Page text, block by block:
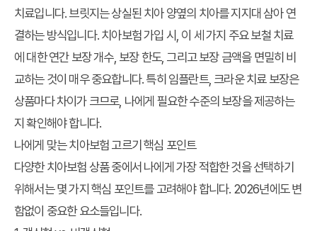
치료입니다. 브릿지는 상실된 치아 양옆의 치아를 지지대 삼아 연
결하는 방식입니다. 치아보험 가입 시, 이 세 가지 주요 보철 치료
에 대한 연간 보장 개수, 보장 한도, 그리고 보장 금액을 면밀히 비
교하는 것이 매우 중요합니다. 특히 임플란트, 크라운 치료 보장은
상품마다 차이가 크므로, 나에게 필요한 수준의 보장을 제공하는
지 확인해야 합니다.
나에게 맞는 치아보험 고르기 핵심 포인트
다양한 치아보험 상품 중에서 나에게 가장 적합한 것을 선택하기
위해서는 몇 가지 핵심 포인트를 고려해야 합니다. 2026년에도 변
함없이 중요한 요소들입니다.